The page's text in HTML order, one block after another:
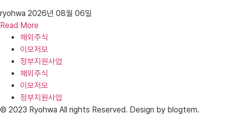
ryohwa 2026년 08월 06일
Read More
해외주식
이모저모
정부지원사업
해외주식
이모저모
정부지원사업
© 2023 Ryohwa All rights Reserved. Design by blogtem.